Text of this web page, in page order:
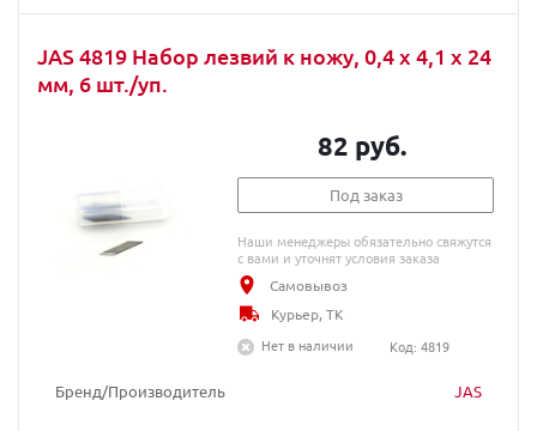
JAS 4819 Набор лезвий к ножу, 0,4 х 4,1 х 24
мм, 6 шт./уп.
Бренд/Производитель JAS
82 руб.
Под заказ
Наши менеджеры обязательно свяжутся
с вами и уточнят условия заказа
Самовывоз
Курьер, ТК
Нет в наличии
Код: 4819